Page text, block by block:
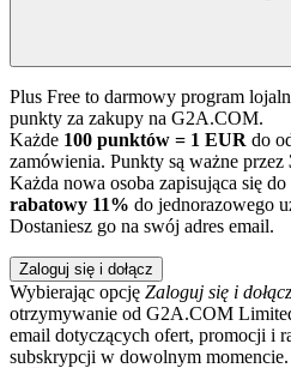
Plus Free to darmowy program
punkty za zakupy na G2A.COM.
Każde 100 punktów = 1 EUR do
zamówienia. Punkty są ważne przez
Każda nowa osoba zapisująca się
rabatowy 11% do jednorazowego
Dostaniesz go na swój adres email.
Zaloguj się i dołącz
Wybierając opcję Zaloguj się i dołącz
otrzymywanie od G2A.COM
email dotyczących ofert, promocji i
subskrypcji w dowolnym momencie.